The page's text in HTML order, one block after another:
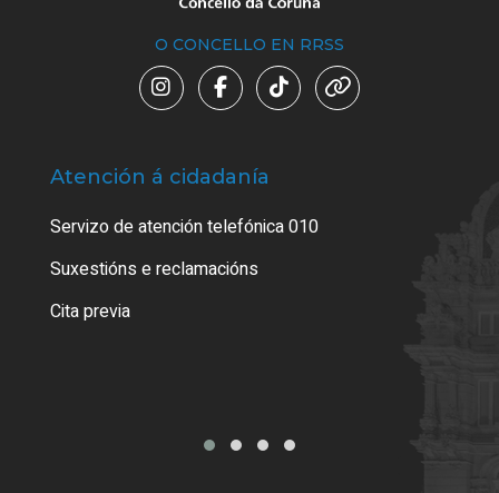
O CONCELLO EN RRSS
Atención á cidadanía
Servizo de atención telefónica 010
Suxestións e reclamacións
Cita previa